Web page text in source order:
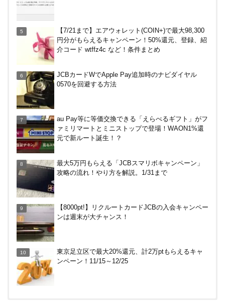
術を総ざらい
つ
で20％還元！
円分がもらえるキャンペーン！50%還元、登録、紹
介コード wtffz4c など！条件まとめ
バック！関西の公共交通機関、札幌市営地下鉄で。
～12/14
【7/21まで】エアウォレット(COIN+)で最大98,300
円分がもらえるキャンペーン！50%還元、登録、紹
介コード wtffz4c など！条件まとめ
JCBカードWでApple Pay追加時のナビダイヤル
0570を回避する方法
au Pay等に等価交換できる「えらべるギフト」がフ
ァミリマートとミニストップで登場！WAON1%還
元で新ルート誕生！？
最大5万円もらえる「JCBスマリボキャンペーン」
攻略の流れ！やり方を解説。1/31まで
【8000pt!】リクルートカードJCBの入会キャンペー
ンは週末が大チャンス！
東京足立区で最大20%還元、計2万ptもらえるキャ
ンペーン！11/15～12/25